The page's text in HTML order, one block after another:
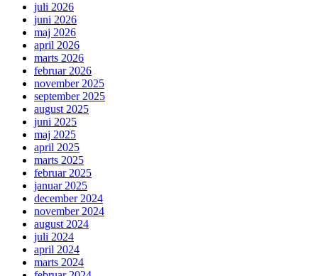
juli 2026
juni 2026
maj 2026
april 2026
marts 2026
februar 2026
november 2025
september 2025
august 2025
juni 2025
maj 2025
april 2025
marts 2025
februar 2025
januar 2025
december 2024
november 2024
august 2024
juli 2024
april 2024
marts 2024